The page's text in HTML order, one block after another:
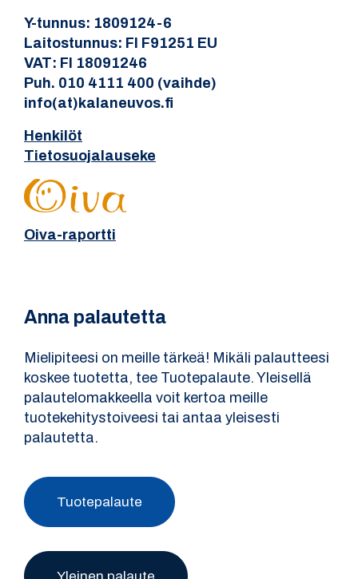
Y-tunnus: 1809124-6
Laitostunnus: FI F91251 EU
VAT: FI 18091246
Puh. 010 4111 400 (vaihde)
info(at)kalaneuvos.fi
Henkilöt
Tietosuojalauseke
Oiva-raportti
Anna palautetta
Mielipiteesi on meille tärkeä! Mikäli palautteesi
koskee tuotetta, tee Tuotepalaute. Yleisellä
palautelomakkeella voit kertoa meille
tuotekehitystoiveesi tai antaa yleisesti
palautetta.
Tuotepalaute